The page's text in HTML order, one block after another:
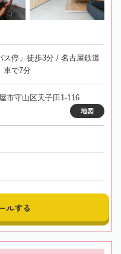
ス停」徒歩3分 / 名古屋鉄道
車で7分
市守山区天子田1-116
地図
ルする